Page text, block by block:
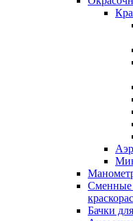
Сменные
Бачки